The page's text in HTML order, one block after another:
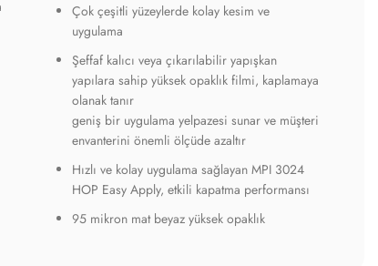
Çok çeşitli yüzeylerde kolay kesim ve
uygulama
Şeffaf kalıcı veya çıkarılabilir yapışkan
yapılara sahip yüksek opaklık filmi, kaplamaya
olanak tanır
geniş bir uygulama yelpazesi sunar ve müşteri
envanterini önemli ölçüde azaltır
Hızlı ve kolay uygulama sağlayan MPI 3024
HOP Easy Apply, etkili kapatma performansı
95 mikron mat beyaz yüksek opaklık